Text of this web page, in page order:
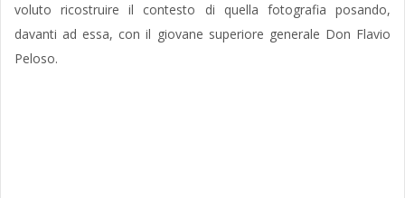
voluto ricostruire il contesto di quella fotografia posando,
davanti ad essa, con il giovane superiore generale Don Flavio
Peloso.